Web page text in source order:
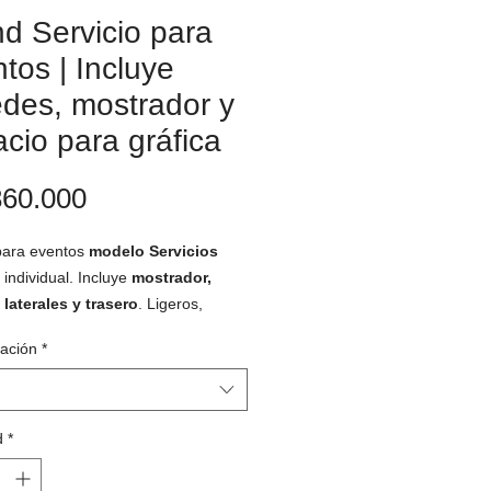
Servicio para
| Incluye
mostrador y
para gráfica
Precio
eventos modelo Servicios
individual. Incluye mostrador,
laterales y trasero . Ligeros,
básicos disponibles son
kraft y blanco. Se entregan
con todas las piezas incluidas
plano. Desmontables y
Perfectos para ferias de
*
*